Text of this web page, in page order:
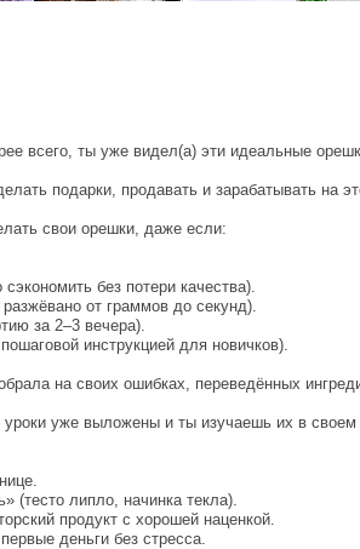
всего, ты уже видел(а) эти идеальные
подарки, продавать и зарабатывать на
свои орешки, даже если:
без потери качества).
от граммов до секунд).
за 2–3 вечера).
инструкцией для новичков).
на своих ошибках, переведённых
уже выложены и ты изучаешь их в своем
(тесто липло, начинка текла).
продукт с хорошей наценкой.
деньги без стресса.